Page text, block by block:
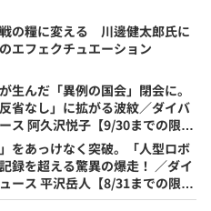
の糧に変える 川邊健太郎氏に
エフェクチュエーション
生んだ「異例の国会」閉会に。
省なし」に拡がる波紋／ダイバ
ス 阿久沢悦子【9/30までの限定
」をあっけなく突破。「人型ロボ
録を超える驚異の爆走！ ／ダイ
ース 平沢岳人【8/31までの限定